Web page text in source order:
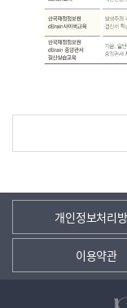
개인정보처리
이용약관